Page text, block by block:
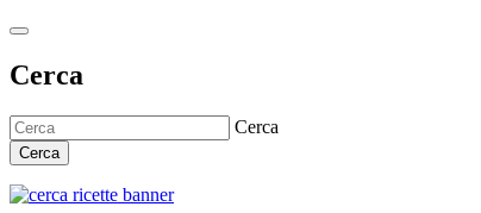
Cerca
Cerca
Cerca